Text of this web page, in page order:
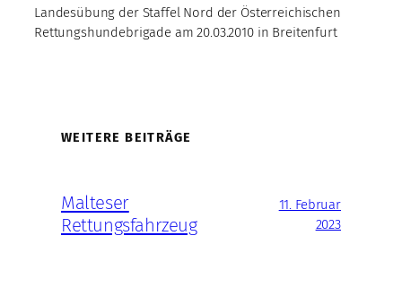
Landesübung der Staffel Nord der Österreichischen
Rettungshundebrigade am 20.03.2010 in Breitenfurt
WEITERE BEITRÄGE
Malteser
Rettungsfahrzeug
11. Februar
2023